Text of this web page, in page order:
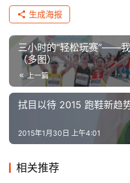
生成海报
三小时的“轻松玩赛”——
（多图）
上一篇
拭目以待 2015 跑鞋新趋
2015年1月30日 上午4:01
相关推荐